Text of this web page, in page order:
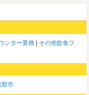
ンター業務
その他飲食フ
那市